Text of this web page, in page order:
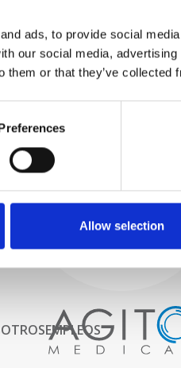
ads, to provide social
our social media,
them or that they’ve
Allow selection
Proceso
control de
Comenzamos por
cuidadosamente
imágenes de alta calidad
Todas las piezas se
rigurosamente en
garantizar que la
las especificaciones OEM
EMPLEOS